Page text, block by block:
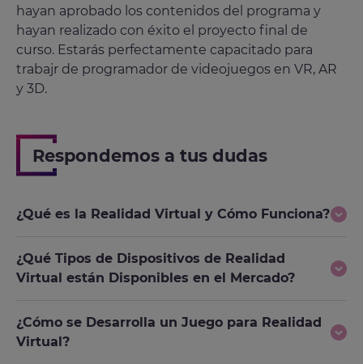
hayan aprobado los contenidos del programa y
hayan realizado con éxito el proyecto final de
curso. Estarás perfectamente capacitado para
trabajr de programador de videojuegos en VR, AR
y 3D.
Respondemos a tus dudas
¿Qué es la Realidad Virtual y Cómo Funciona?
¿Qué Tipos de Dispositivos de Realidad
Virtual están Disponibles en el Mercado?
¿Cómo se Desarrolla un Juego para Realidad
Virtual?